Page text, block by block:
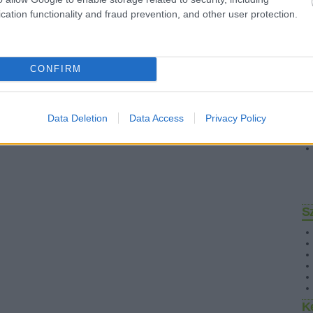
functionality and fraud prevention, and other user protection.
CONFIRM
Data Deletion Data Access Privacy Policy